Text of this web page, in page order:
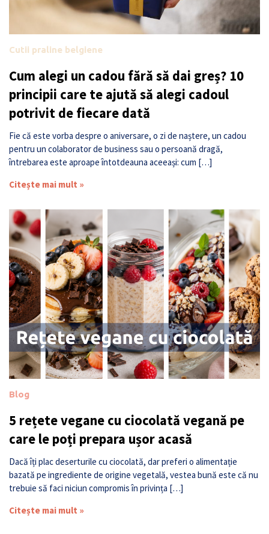
Cutii praline belgiene
Cum alegi un cadou fără să dai greș? 10
principii care te ajută să alegi cadoul
potrivit de fiecare dată
Fie că este vorba despre o aniversare, o zi de naștere, un cadou
pentru un colaborator de business sau o persoană dragă,
întrebarea este aproape întotdeauna aceeași: cum […]
Citește mai mult »
Blog
5 rețete vegane cu ciocolată vegană pe
care le poți prepara ușor acasă
Dacă îți plac deserturile cu ciocolată, dar preferi o alimentație
bazată pe ingrediente de origine vegetală, vestea bună este că nu
trebuie să faci niciun compromis în privința […]
Citește mai mult »